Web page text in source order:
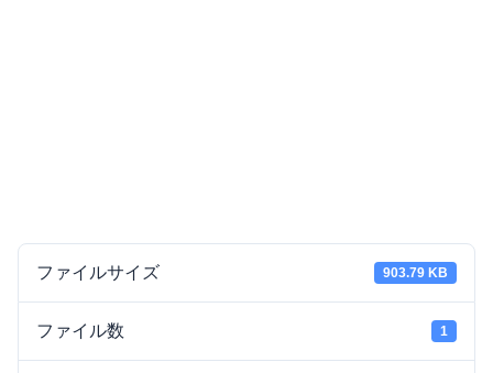
ファイルサイズ 903.79 KB
ファイル数 1